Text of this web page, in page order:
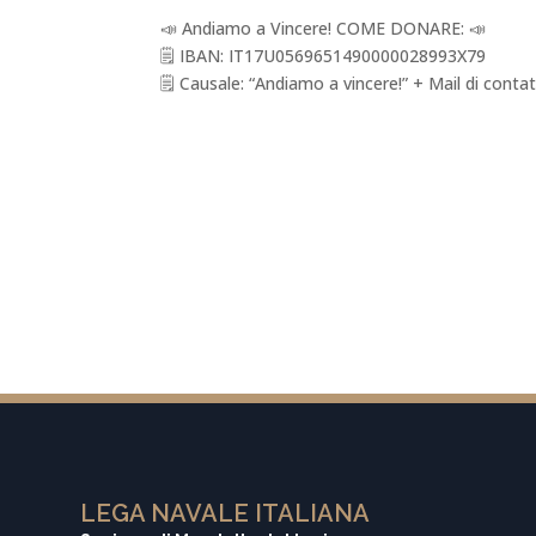
📣 Andiamo a Vincere! COME DONARE: 📣
🗒 IBAN: IT17U0569651490000028993X79
🗒 Causale: “Andiamo a vincere!” + Mail di
LEGA NAVALE ITALIANA